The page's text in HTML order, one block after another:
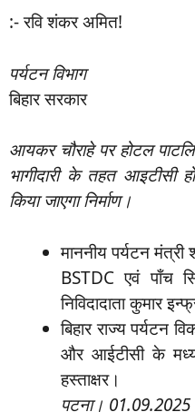
:- रवि शंकर अमित!
पर्यटन विभाग
बिहार सरकार
आयकर चौराहे पर होटल
भागीदारी के तहत आइटीसी
किया जाएगा निर्माण।
माननीय पर्यटन मंत्री
BSTDC एवं पाँच
निविदादाता कुमार
बिहार राज्य पर्यटन
और आईटीसी के मध्य
हस्ताक्षर।
पटना। 01.09.2025